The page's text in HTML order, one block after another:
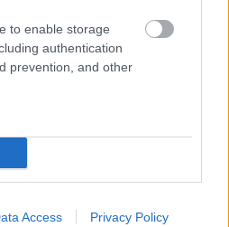
to enable storage
authentication
prevention, and other
Access Privacy Policy